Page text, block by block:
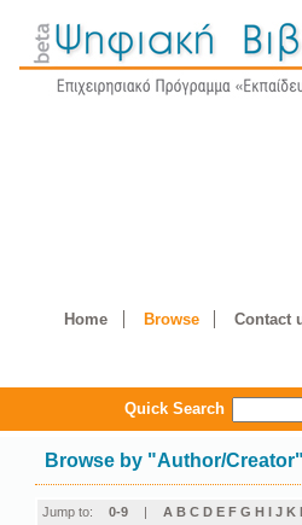
Home Browse Contact
Quick Search
Browse by "Author/Creator"
Jump to: 0-9 | A B C D E F G H I J K